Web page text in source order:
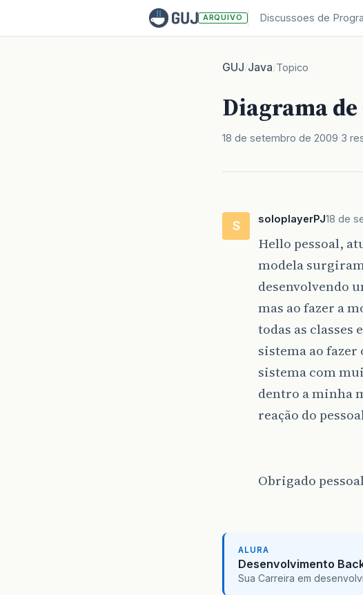
ARQUIVO Discussoes de
GUJ/Java/Topico
Diagrama de
18 de setembro de 2009 3
S soloplayerPJ18 de
Hello pessoal,
modela
desenvolvendo
mas ao fazer a
todas as classes
sistema ao
sistema com
dentro a minha
reação do
Obrigado
ALURA
Desenvolvimento
Sua Carreira em